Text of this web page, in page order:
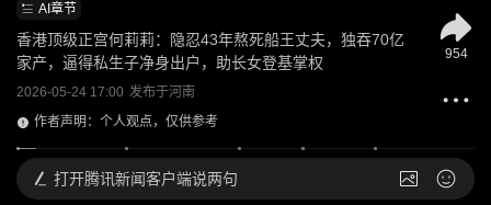
AI章节
香港顶级正宫何莉莉：隐忍43年熬死船王丈夫，独吞70亿
家产，逼得私生子净身出户，助长女登基掌权
2026-05-24 17:00 发布于河南
作者声明：个人观点，仅供参考
954
打开腾讯新闻客户端说两句